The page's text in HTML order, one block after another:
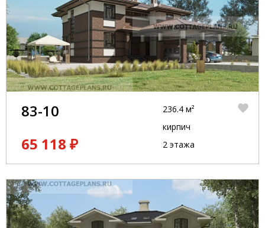
83-10
65 118 ₽
236.4 м²
кирпич
2 этажа